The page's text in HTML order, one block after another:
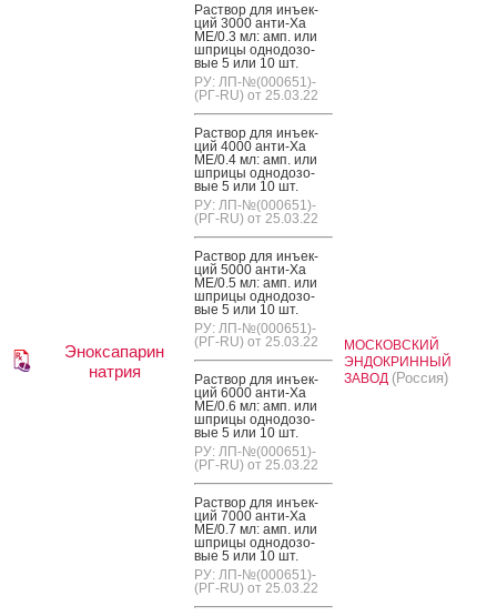
Эноксапарин
натрия
Рас­твор для инъ­ек­
ций 3000 ан­ти-Xa
МЕ/0.3 мл: амп. или
шпри­цы од­но­дозо­
вые 5 или 10 шт.
РУ: ЛП-№(000651)-
(РГ-RU) от 25.03.22
Рас­твор для инъ­ек­
ций 4000 ан­ти-Xa
МЕ/0.4 мл: амп. или
шпри­цы од­но­дозо­
вые 5 или 10 шт.
РУ: ЛП-№(000651)-
(РГ-RU) от 25.03.22
Рас­твор для инъ­ек­
ций 5000 ан­ти-Xa
МЕ/0.5 мл: амп. или
шпри­цы од­но­дозо­
вые 5 или 10 шт.
РУ: ЛП-№(000651)-
(РГ-RU) от 25.03.22
Рас­твор для инъ­ек­
ций 6000 ан­ти-Xa
МЕ/0.6 мл: амп. или
шпри­цы од­но­дозо­
вые 5 или 10 шт.
РУ: ЛП-№(000651)-
(РГ-RU) от 25.03.22
Рас­твор для инъ­ек­
ций 7000 ан­ти-Xa
МЕ/0.7 мл: амп. или
шпри­цы од­но­дозо­
вые 5 или 10 шт.
РУ: ЛП-№(000651)-
(РГ-RU) от 25.03.22
МОСКОВСКИЙ
ЭНДОКРИННЫЙ
ЗАВОД (Россия)